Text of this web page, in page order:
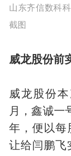
山东齐信数科
截图
威龙股份前
威龙股份
月，鑫诚一
年，便以每
让给闫鹏飞